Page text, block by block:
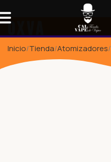
Oxva
Inicio Tienda Atomizadores